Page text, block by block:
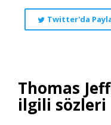
Twitter'da
Thomas
ilgili sözleri